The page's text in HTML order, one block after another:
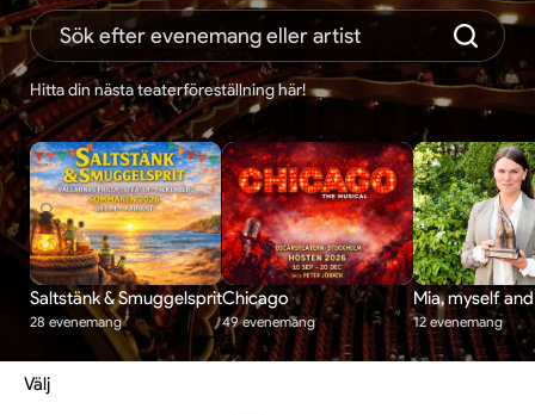
Hitta din nästa teaterföreställning här!
Saltstänk & Smuggelsprit
28 evenemang
Chicago
49 evenemang
Mia, myself
12 evenemang
Välj